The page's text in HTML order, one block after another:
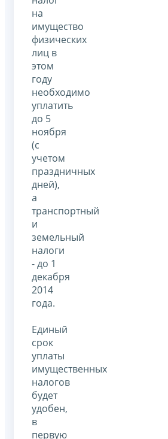
на
имущество
физических
лиц в
этом
году
необходимо
уплатить
до 5
ноября
(с
учетом
праздничных
дней),
а
транспортный
и
земельный
налоги
- до 1
декабря
2014
года.
Единый
срок
уплаты
имущественных
налогов
будет
удобен,
в
первую